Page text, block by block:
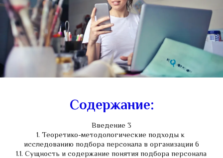
Содержание:
Введение 3
1. Теоретико-методологические подходы к
исследованию подбора персонала в организации 6
1.1. Сущность и содержание понятия подбора персонала